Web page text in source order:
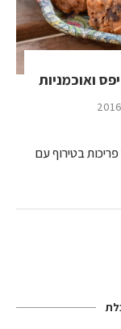
ואוכמניות
בטירוף עם